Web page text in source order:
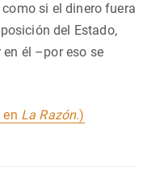
como si el dinero fuera
del Estado,
él –por eso se
en La Razón.)